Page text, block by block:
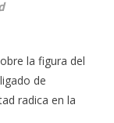
la figura del
de
radica en la